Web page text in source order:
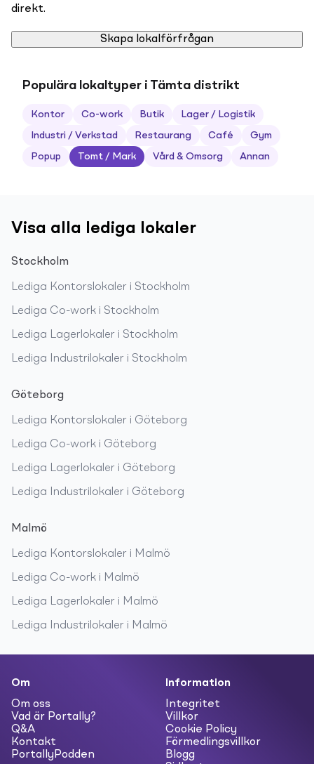
direkt.
Skapa lokalförfrågan
Populära lokaltyper i Tämta distrikt
Kontor Co-work Butik Lager / Logistik
Industri / Verkstad Restaurang Café Gym
Popup Tomt / Mark Vård & Omsorg Annan
Visa alla lediga lokaler
Stockholm
Lediga Kontorslokaler i Stockholm
Lediga Co-work i Stockholm
Lediga Lagerlokaler i Stockholm
Lediga Industrilokaler i Stockholm
Göteborg
Lediga Kontorslokaler i Göteborg
Lediga Co-work i Göteborg
Lediga Lagerlokaler i Göteborg
Lediga Industrilokaler i Göteborg
Malmö
Lediga Kontorslokaler i Malmö
Lediga Co-work i Malmö
Lediga Lagerlokaler i Malmö
Lediga Industrilokaler i Malmö
Om
Om oss
Vad är Portally?
Q&A
Kontakt
PortallyPodden
Information
Integritet
Villkor
Cookie Policy
Förmedlingsvillkor
Blogg